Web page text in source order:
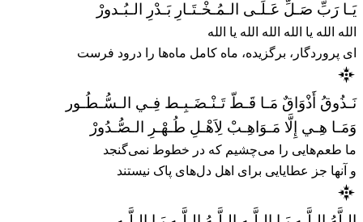
يَـا رَبِّ صَـلِّ عَـلَـى الـمُـخْـتَـارِ بَـدْرِ الـبُـدورْ
الله الله یا الله الله الله یا الله
ای پروردگار، برگزیده، ماه کامل ماه‌ها را درود فرست
نَـذُوقُ أَذْوَاقٌ مَـا قَـطّ تَـنْـضَـبِـط فِـي الـسُّـطُـور
وَمَـا هِـي إِلَّا مَـوَاهِـبْ لِاَهْـلِ طُـهْـرِ الـصُّـدُورْ
ما طعم‌هایی را می‌چشیم که در خطوط نمی‌گنجد
و آنها جز عطایایی برای اهل دل‌های پاک نیستند